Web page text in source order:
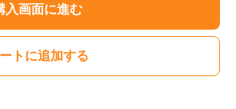
入画面に進む
トに追加する